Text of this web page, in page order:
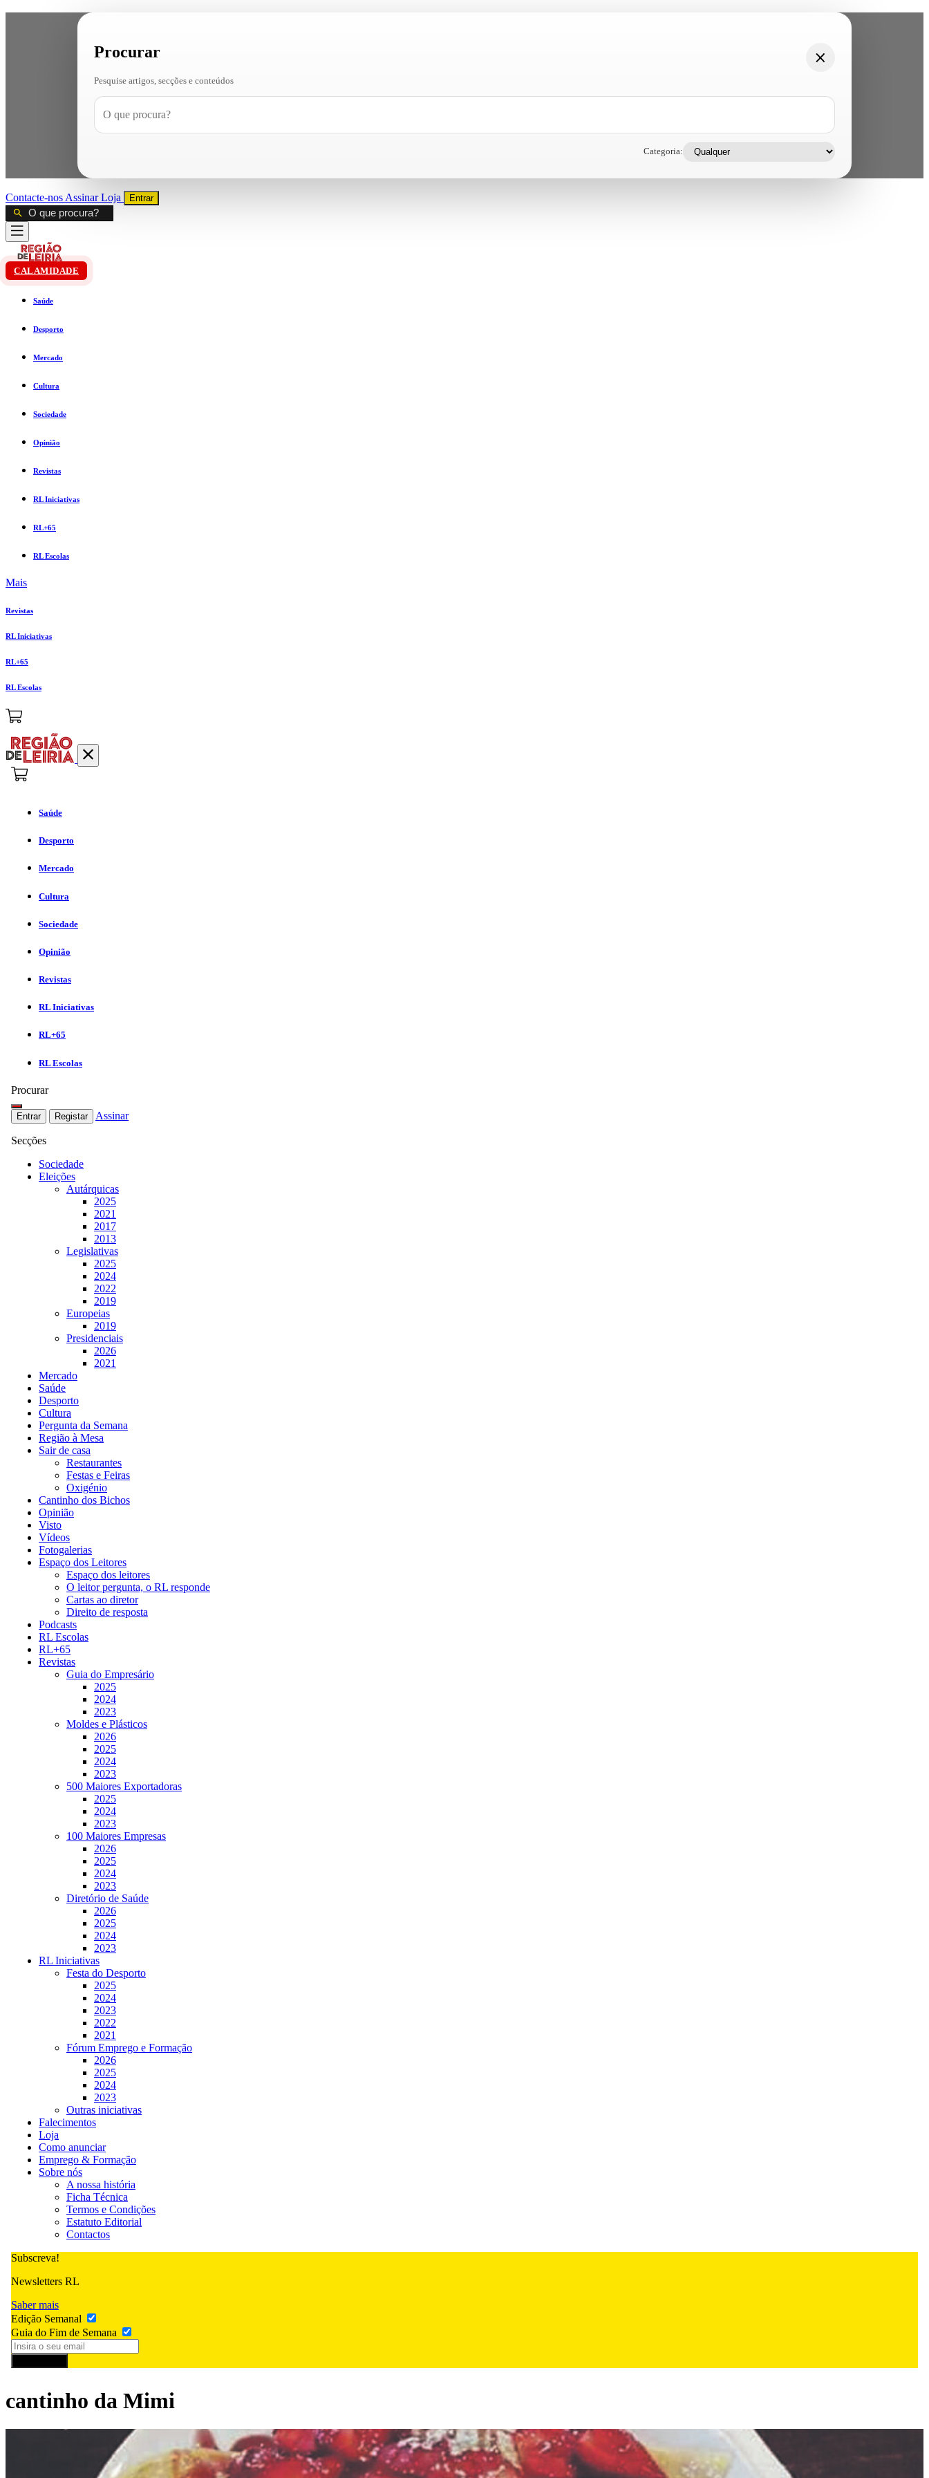
Procurar
Pesquise artigos, secções e conteúdos
Categoria:
Contacte-nos AssinarLoja Entrar
CALAMIDADE
Saúde
Desporto
Mercado
Cultura
Sociedade
Opinião
Revistas
RL Iniciativas
RL+65
RL Escolas
Mais
Revistas
RL Iniciativas
RL+65
RL Escolas
Saúde
Desporto
Mercado
Cultura
Sociedade
Opinião
Revistas
RL Iniciativas
RL+65
RL Escolas
Procurar
Entrar Registar Assinar
Secções
Sociedade
Eleições
Autárquicas
2025
2021
2017
2013
Legislativas
2025
2024
2022
2019
Europeias
2019
Presidenciais
2026
2021
Mercado
Saúde
Desporto
Cultura
Pergunta da Semana
Região à Mesa
Sair de casa
Restaurantes
Festas e Feiras
Oxigénio
Cantinho dos Bichos
Opinião
Visto
Vídeos
Fotogalerias
Espaço dos Leitores
Espaço dos leitores
O leitor pergunta, o RL responde
Cartas ao diretor
Direito de resposta
Podcasts
RL Escolas
RL+65
Revistas
Guia do Empresário
2025
2024
2023
Moldes e Plásticos
2026
2025
2024
2023
500 Maiores Exportadoras
2025
2024
2023
100 Maiores Empresas
2026
2025
2024
2023
Diretório de Saúde
2026
2025
2024
2023
RL Iniciativas
Festa do Desporto
2025
2024
2023
2022
2021
Fórum Emprego e Formação
2026
2025
2024
2023
Outras iniciativas
Falecimentos
Loja
Como anunciar
Emprego & Formação
Sobre nós
A nossa história
Ficha Técnica
Termos e Condições
Estatuto Editorial
Contactos
Subscreva!
Newsletters RL
Saber mais
Edição Semanal
Guia do Fim de Semana
cantinho da Mimi